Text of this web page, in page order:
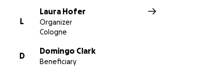
L
Laura Hofer
Organizer
Cologne
D
Domingo Clark
Beneficiary